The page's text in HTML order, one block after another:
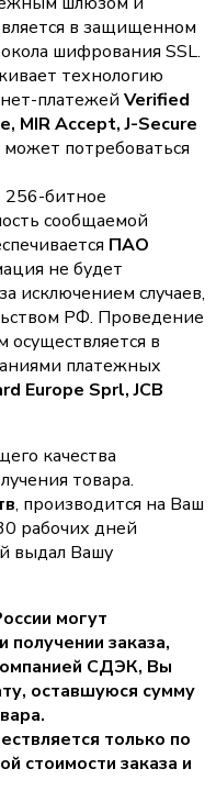
в защищенном
шифрования SSL.
технологию
платежей Verified
MIR Accept, J-Secure
потребоваться
256-битное
сообщаемой
ПАО
не будет
исключением случаев,
РФ. Проведение
осуществляется в
платежных
Europe Sprl, JCB
качества
товара.
, производится на Ваш
рабочих дней
выдал Вашу
могут
получении заказа,
СДЭК, Вы
, оставшуюся сумму
только по
стоимости заказа и